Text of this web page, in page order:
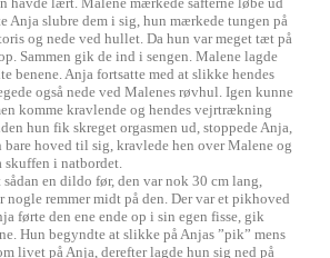
Anja slubre dem i sig, hun mærkede tungen på
og nede ved hullet. Da hun var meget tæt på
Sammen gik de ind i sengen. Malene lagde
benene. Anja fortsatte med at slikke hendes
også nede ved Malenes røvhul. Igen kunne
komme kravlende og hendes vejrtrækning
hun fik skreget orgasmen ud, stoppede Anja,
hoved til sig, kravlede hen over Malene og
skuffen i natbordet.
en dildo før, den var nok 30 cm lang,
nogle remmer midt på den. Der var et pikhoved
førte den ene ende op i sin egen fisse, gik
Hun begyndte at slikke på Anjas ”pik” mens
livet på Anja, derefter lagde hun sig ned på